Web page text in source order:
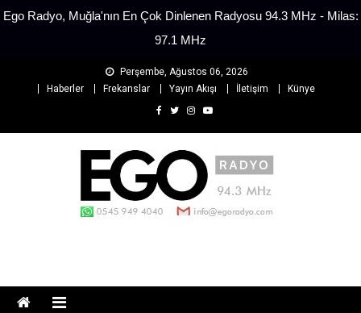
Ego Radyo, Muğla'nın En Çok Dinlenen Radyosu 94.3 MHz - Milas:
97.1 MHz
Perşembe, Ağustos 06, 2026
Haberler
Frekanslar Yayın Akışı İletişim Künye